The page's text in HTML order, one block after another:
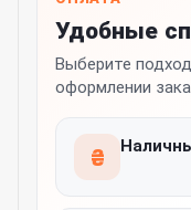
Удобные
Выберите
оформлении
₴